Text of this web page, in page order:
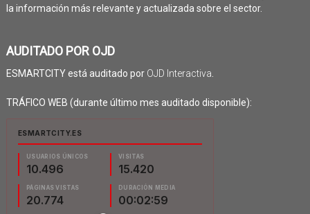
la información más relevante y actualizada sobre el sector.
AUDITADO POR OJD
ESMARTCITY está auditado por OJD Interactiva
TRÁFICO WEB (durante último mes auditado disponible):